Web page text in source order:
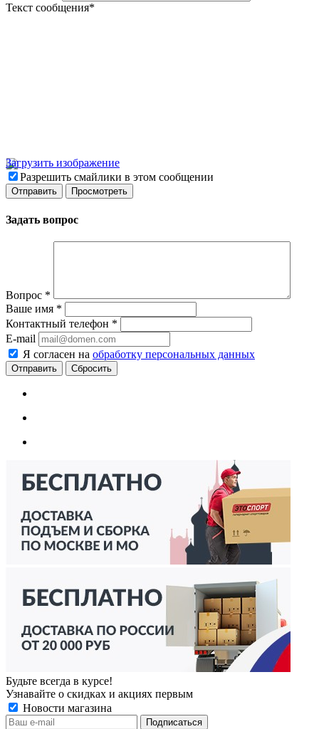
Текст сообщения*
Загрузить изображение
Разрешить смайлики в этом сообщении
Задать вопрос
Вопрос *
Ваше имя *
Контактный телефон *
E-mail
Я согласен на обработку персональных данных
Сбросить
Будьте всегда в курсе!
Узнавайте о скидках и акциях первым
Новости магазина